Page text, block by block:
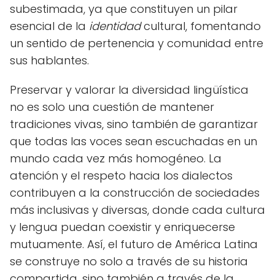
subestimada, ya que constituyen un pilar
esencial de la identidadcultural, fomentando
un sentido de pertenencia y comunidad entre
sus hablantes.
Preservar y valorar la diversidad lingüística
no es solo una cuestión de mantener
tradiciones vivas, sino también de garantizar
que todas las voces sean escuchadas en un
mundo cada vez más homogéneo. La
atención y el respeto hacia los dialectos
contribuyen a la construcción de sociedades
más inclusivas y diversas, donde cada cultura
y lengua puedan coexistir y enriquecerse
mutuamente. Así, el futuro de América Latina
se construye no solo a través de su historia